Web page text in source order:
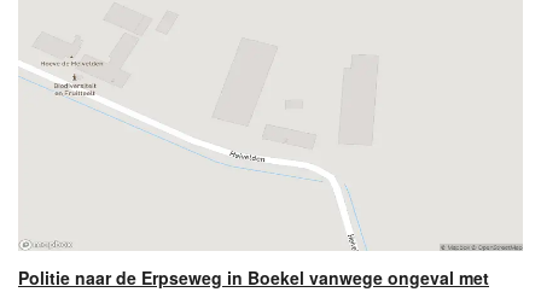
Politie naar de Erpseweg in Boekel vanwege ongeval met